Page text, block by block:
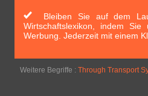
Bleiben Sie auf dem
Wirtschaftslexikon, indem
Werbung. Jederzeit mit einem
Weitere Begriffe : Through Transport